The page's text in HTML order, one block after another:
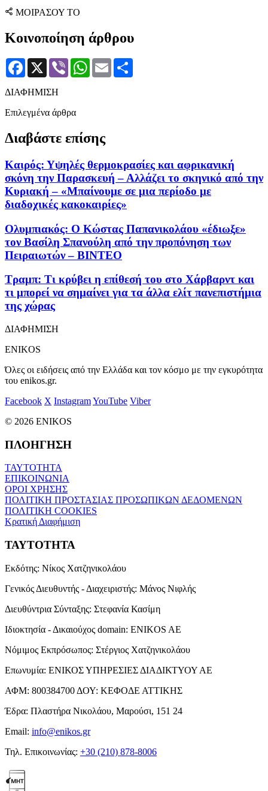
ΜΟΙΡΑΣΟΥ ΤΟ
Κοινοποίηση άρθρου
Facebook
X Viber WhatsApp
Email
ΔΙΑΦΗΜΙΣΗ
Επιλεγμένα άρθρα
Διαβάστε επίσης
Καιρός: Υψηλές θερμοκρασίες και αφρικανική
σκόνη την Παρασκευή – Αλλάζει το σκηνικό από την
Κυριακή – «Μπαίνουμε σε μια περίοδο με
διαδοχικές κακοκαιρίες»
Ολυμπιακός: Ο Κώστας Παπανικολάου «έδιωξε»
τον Βασίλη Σπανούλη από την προπόνηση των
Πειραιωτών – ΒΙΝΤΕΟ
Τραμπ: Τι κρύβει η επίθεσή του στο Χάρβαρντ και
τι μπορεί να σημαίνει για τα άλλα ελίτ πανεπιστήμια
της χώρας
ΔΙΑΦΗΜΙΣΗ
ENIKOS
Όλες οι ειδήσεις από την Ελλάδα και τον κόσμο με την εγκυρότητα
του enikos.gr.
Facebook X InstagramYouTube Viber
© 2026 ENIKOS
ΠΛΟΗΓΗΣΗ
ΤΑΥΤΟΤΗΤΑ
ΕΠΙΚΟΙΝΩΝΙΑ
ΟΡΟΙ ΧΡΗΣΗΣ
ΠΟΛΙΤΙΚΗ ΠΡΟΣΤΑΣΙΑΣ ΠΡΟΣΩΠΙΚΩΝ ΔΕΔΟΜΕΝΩΝ
ΠΟΛΙΤΙΚΗ COOKIES
Κρατική Διαφήμιση
ΤΑΥΤΟΤΗΤΑ
Εκδότης: Νίκος Χατζηνικολάου
Γενικός Διευθυντής - Διαχειριστής: Μάνος Νιφλής
Διευθύντρια Σύνταξης: Στεφανία Κασίμη
Ιδιοκτησία - Δικαιούχος domain: ENIKOS AE
Νόμιμος Εκπρόσωπος: Στέργιος Χατζηνικολάου
Επωνυμία: ΕΝΙΚΟΣ ΥΠΗΡΕΣΙΕΣ ΔΙΑΔΙΚΤΥΟΥ ΑΕ
ΑΦΜ: 800384700 ΔΟΥ: ΚΕΦΟΔΕ ΑΤΤΙΚΗΣ
Έδρα: Πλαστήρα Νικολάου, Μαρούσι, 151 24
Email: info@enikos.gr
Τηλ. Επικοινωνίας: +30 (210) 878-8006